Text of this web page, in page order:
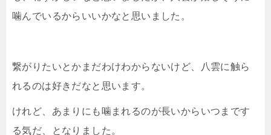
噛んでいるからいいかなと思いました。
繋がりたいとかまだわけわからないけど、八雲に触ら
れるのは好きだなと思います。
けれど、あまりにも噛まれるのが長いからいつまです
る気だ、となりました。